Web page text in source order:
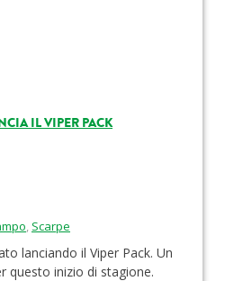
IL VIPER PACK
, Scarpe
lanciando il Viper Pack. Un
questo inizio di stagione.